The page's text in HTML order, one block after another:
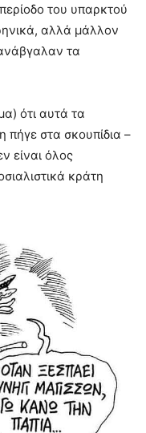
του υπαρκτού
αλλά μάλλον
τα
ότι αυτά τα
πήγε στα σκουπίδια –
είναι όλος
κράτη